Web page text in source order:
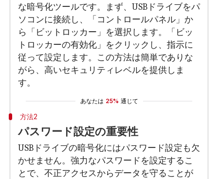
な暗号化ツールです。まず、USBドライブをパ
ソコンに接続し、「コントロールパネル」か
ら「ビットロッカー」を選択します。「ビッ
トロッカーの有効化」をクリックし、指示に
従って設定します。この方法は簡単でありな
がら、高いセキュリティレベルを提供しま
す。
あなたは 25% 通じて
方法2
パスワード設定の重要性
USBドライブの暗号化にはパスワード設定も欠
かせません。強力なパスワードを設定するこ
とで、不正アクセスからデータを守ることが